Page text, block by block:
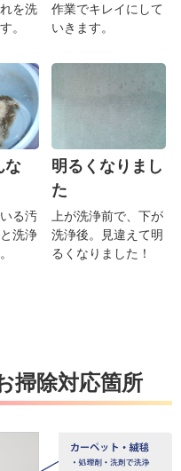
を洗
。
作業でキレイにして
いきます。
な
る汚
洗浄
明るくなりまし
た
上が洗浄前で、下が
洗浄後。見違えて明
るくなりました！
掃除対応箇所